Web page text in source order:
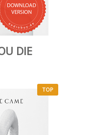
DIE
TOP